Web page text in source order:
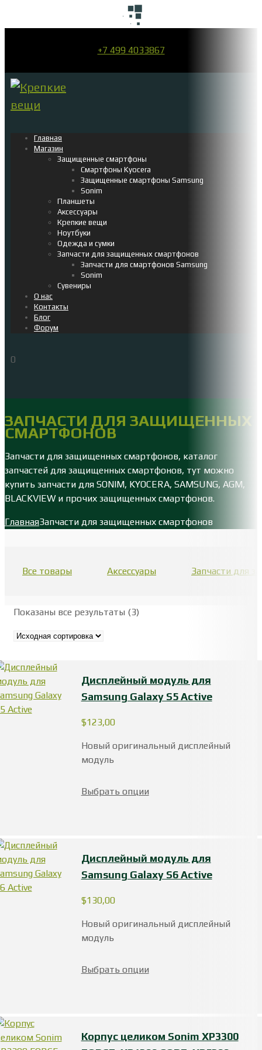
+7 499 4033867
Главная
Магазин
Защищенные смартфоны
Смартфоны Kyocera
Защищенные смартфоны Samsung
Sonim
Планшеты
Аксессуары
Крепкие вещи
Ноутбуки
Одежда и сумки
Запчасти для защищенных смартфонов
Запчасти для смартфонов Samsung
Sonim
Сувениры
О нас
Контакты
Блог
Форум
0
ЗАПЧАСТИ ДЛЯ ЗАЩИЩЕННЫХ
СМАРТФОНОВ
Запчасти для защищенных смартфонов, каталог
запчастей для защищенных смартфонов, тут можно
купить запчасти для SONIM, KYOCERA, SAMSUNG, AGM,
BLACKVIEW и прочих защищенных смартфонов.
ГлавнаяЗапчасти для защищенных смартфонов
Все товары Аксессуары Запчасти для
Показаны все результаты (3)
Дисплейный модуль для
Samsung Galaxy S5 Active
$123,00
Новый оригинальный дисплейный
модуль
Выбрать опции
Дисплейный модуль для
Samsung Galaxy S6 Active
$130,00
Новый оригинальный дисплейный
модуль
Выбрать опции
Корпус целиком Sonim XP3300